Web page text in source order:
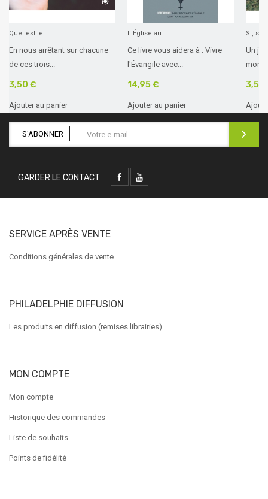
Quel est le...
En nous arrêtant sur chacune
de ces trois...
3,50 €
Ajouter au panier
L'Église au...
Ce livre vous aidera à : Vivre
l'Évangile avec...
14,95 €
Ajouter au panier
Si, si,
Un
mon
3,50
S'ABONNER
GARDER LE CONTACT
SERVICE APRÈS VENTE
Conditions générales de vente
PHILADELPHIE DIFFUSION
Les produits en diffusion (remises librairies)
MON COMPTE
Mon compte
Historique des commandes
Liste de souhaits
Points de fidélité